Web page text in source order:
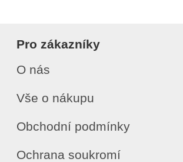
Pro zákazníky
O nás
Vše o nákupu
Obchodní podmínky
Ochrana soukromí